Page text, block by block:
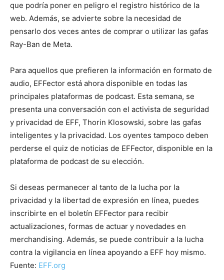
que podría poner en peligro el registro histórico de la
web. Además, se advierte sobre la necesidad de
pensarlo dos veces antes de comprar o utilizar las gafas
Ray-Ban de Meta.
Para aquellos que prefieren la información en formato de
audio, EFFector está ahora disponible en todas las
principales plataformas de podcast. Esta semana, se
presenta una conversación con el activista de seguridad
y privacidad de EFF, Thorin Klosowski, sobre las gafas
inteligentes y la privacidad. Los oyentes tampoco deben
perderse el quiz de noticias de EFFector, disponible en la
plataforma de podcast de su elección.
Si deseas permanecer al tanto de la lucha por la
privacidad y la libertad de expresión en línea, puedes
inscribirte en el boletín EFFector para recibir
actualizaciones, formas de actuar y novedades en
merchandising. Además, se puede contribuir a la lucha
contra la vigilancia en línea apoyando a EFF hoy mismo.
Fuente: EFF.org